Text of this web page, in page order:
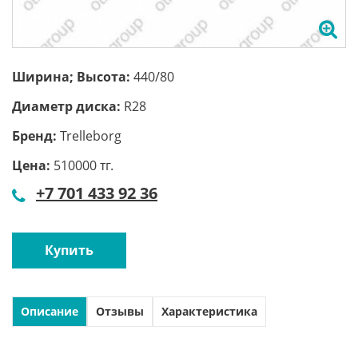
Ширина; Высота: 440/80
Диаметр диска: R28
Бренд: Trelleborg
Цена: 510000 тг.
+7 701 433 92 36
Купить
Описание Отзывы Характеристика